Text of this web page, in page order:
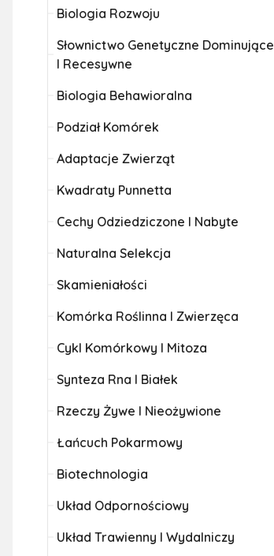
Biologia Rozwoju
Słownictwo Genetyczne Dominujące
I Recesywne
Biologia Behawioralna
Podział Komórek
Adaptacje Zwierząt
Kwadraty Punnetta
Cechy Odziedziczone I Nabyte
Naturalna Selekcja
Skamieniałości
Komórka Roślinna I Zwierzęca
Cykl Komórkowy I Mitoza
Synteza Rna I Białek
Rzeczy Żywe I Nieożywione
Łańcuch Pokarmowy
Biotechnologia
Układ Odpornościowy
Układ Trawienny I Wydalniczy